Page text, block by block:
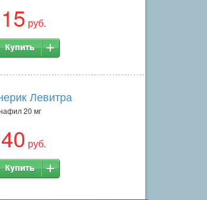
руб.
Левитра
20 мг
руб.